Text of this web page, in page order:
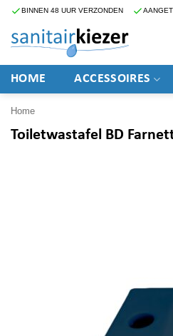
Ga
inhoud
BINNEN 48 UUR VERZONDEN
HOME ACCESSOIRES
Home
Toiletwastafel BD